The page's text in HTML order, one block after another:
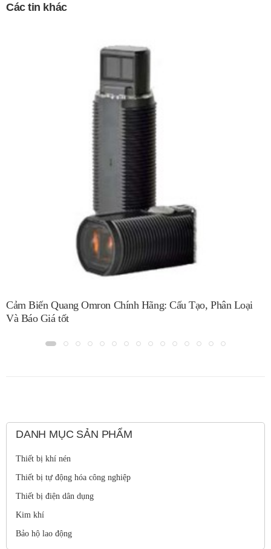
Các tin khác
Cảm Biến Quang Omron Chính Hãng: Cấu Tạo, Phân Loại
Và Báo Giá tốt
DANH MỤC SẢN PHẨM
Thiết bị khí nén
Thiết bị tự động hóa công nghiệp
Thiết bị điện dân dụng
Kim khí
Bảo hộ lao động